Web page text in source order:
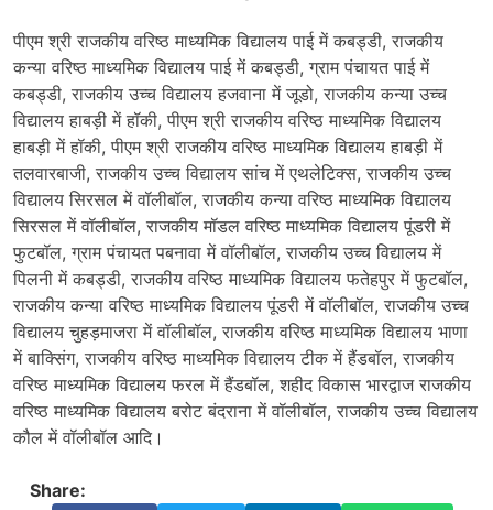
पीएम श्री राजकीय वरिष्ठ माध्यमिक विद्यालय पाई में कबड्डी, राजकीय
कन्या वरिष्ठ माध्यमिक विद्यालय पाई में कबड्डी, ग्राम पंचायत पाई में
कबड्डी, राजकीय उच्च विद्यालय हजवाना में जूडो, राजकीय कन्या उच्च
विद्यालय हाबड़ी में हॉकी, पीएम श्री राजकीय वरिष्ठ माध्यमिक विद्यालय
हाबड़ी में हॉकी, पीएम श्री राजकीय वरिष्ठ माध्यमिक विद्यालय हाबड़ी में
तलवारबाजी, राजकीय उच्च विद्यालय सांच में एथलेटिक्स, राजकीय उच्च
विद्यालय सिरसल में वॉलीबॉल, राजकीय कन्या वरिष्ठ माध्यमिक विद्यालय
सिरसल में वॉलीबॉल, राजकीय मॉडल वरिष्ठ माध्यमिक विद्यालय पूंडरी में
फुटबॉल, ग्राम पंचायत पबनावा में वॉलीबॉल, राजकीय उच्च विद्यालय में
पिलनी में कबड्डी, राजकीय वरिष्ठ माध्यमिक विद्यालय फतेहपुर में फुटबॉल,
राजकीय कन्या वरिष्ठ माध्यमिक विद्यालय पूंडरी में वॉलीबॉल, राजकीय उच्च
विद्यालय चुहड़माजरा में वॉलीबॉल, राजकीय वरिष्ठ माध्यमिक विद्यालय भाणा
में बाक्सिंग, राजकीय वरिष्ठ माध्यमिक विद्यालय टीक में हैंडबॉल, राजकीय
वरिष्ठ माध्यमिक विद्यालय फरल में हैंडबॉल, शहीद विकास भारद्वाज राजकीय
वरिष्ठ माध्यमिक विद्यालय बरोट बंदराना में वॉलीबॉल, राजकीय उच्च विद्यालय
कौल में वॉलीबॉल आदि।
Share: